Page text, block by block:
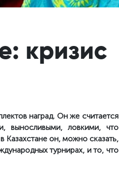
кризис
наград. Он же считается
выносливыми, ловкими, что
Казахстане он, можно сказать,
турнирах, и то, что